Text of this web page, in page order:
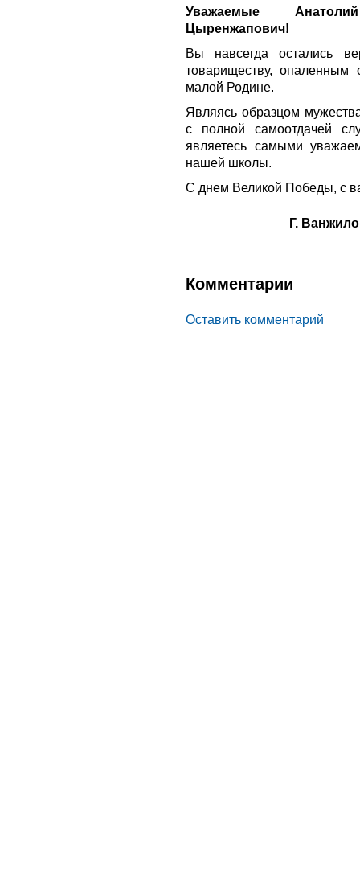
Уважаемые
Цыренжапович!
Вы навсегда остались
товариществу,
малой Родине.
Являясь образцом
с полной самоотдачей
являетесь самыми
нашей школы.
С днем Великой Победы, с
Г.
Комментарии
Оставить комментарий